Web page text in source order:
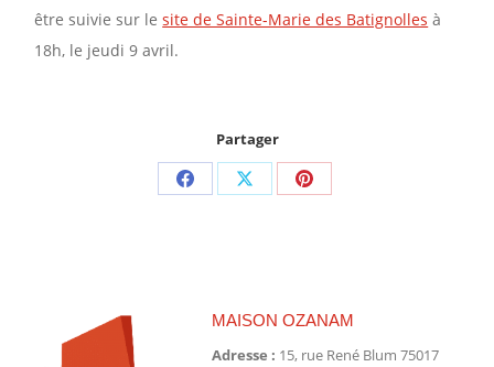
être suivie sur lesite de Sainte-Marie des Batignolles à
18h, le jeudi 9 avril.
Partager
PartagerPartagerPartager
MAISON OZANAM
Adresse : 15, rue René Blum 75017